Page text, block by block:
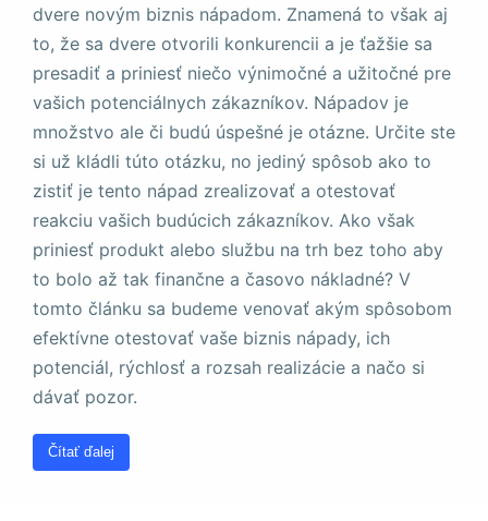
dvere novým biznis nápadom. Znamená to však aj
to, že sa dvere otvorili konkurencii a je ťažšie sa
presadiť a priniesť niečo výnimočné a užitočné pre
vašich potenciálnych zákazníkov. Nápadov je
množstvo ale či budú úspešné je otázne. Určite ste
si už kládli túto otázku, no jediný spôsob ako to
zistiť je tento nápad zrealizovať a otestovať
reakciu vašich budúcich zákazníkov. Ako však
priniesť produkt alebo službu na trh bez toho aby
to bolo až tak finančne a časovo nákladné? V
tomto článku sa budeme venovať akým spôsobom
efektívne otestovať vaše biznis nápady, ich
potenciál, rýchlosť a rozsah realizácie a načo si
dávať pozor.
Čítať ďalej
Aby sme
mohli
zlepšiť
funkčnosť
a štruktúru
webovej
stránky na
základe
spôsobu
používania
webovej
stránky.
Používateľská
spokojnosť
Aby naša
stránka počas
vašej návštevy
fungovala čo
najlepšie. Ak